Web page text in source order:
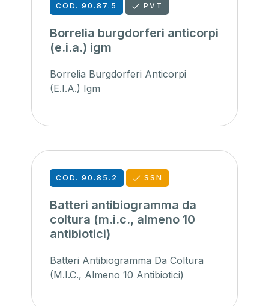
COD. 90.87.5 PVT
Borrelia burgdorferi anticorpi
(e.i.a.) igm
Borrelia Burgdorferi Anticorpi
(E.I.A.) Igm
COD. 90.85.2 SSN
Batteri antibiogramma da
coltura (m.i.c., almeno 10
antibiotici)
Batteri Antibiogramma Da Coltura
(M.I.C., Almeno 10 Antibiotici)